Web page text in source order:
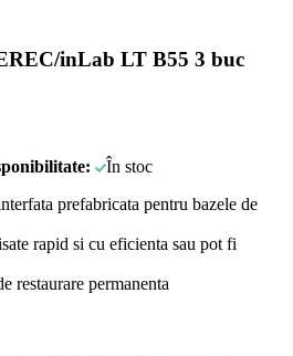
inLab LT B55 3 buc
În stoc
prefabricata pentru bazele de
rapid si cu eficienta sau pot fi
restaurare permanenta